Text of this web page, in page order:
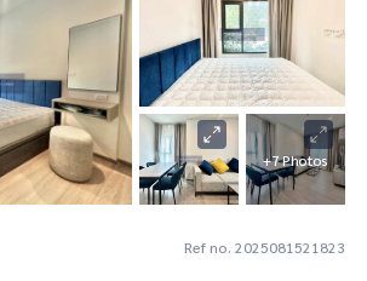
+7 Photos
Ref no. 2025081521823